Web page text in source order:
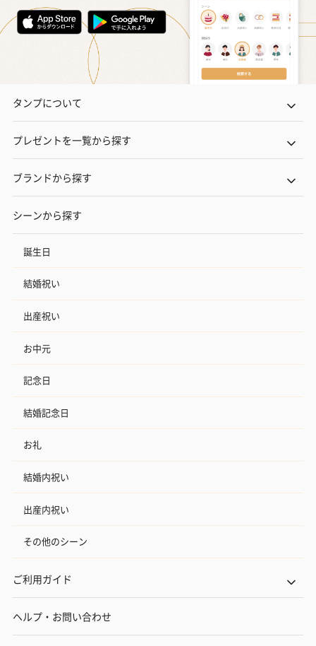
タンプについて
プレゼントを一覧から探す
ブランドから探す
シーンから探す
誕生日
結婚祝い
出産祝い
お中元
記念日
結婚記念日
お礼
結婚内祝い
出産内祝い
その他のシーン
ご利用ガイド
ヘルプ・お問い合わせ